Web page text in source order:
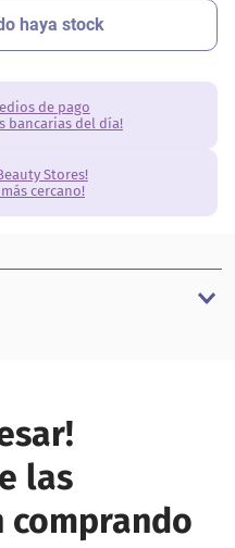
de pago
bancarias del día!
Stores!
cercano!
las
comprando